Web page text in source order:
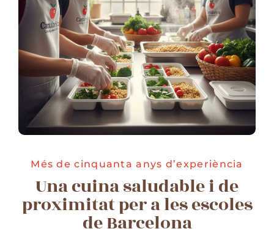
Més de cinquanta anys d’experiència
Una cuina saludable i de
proximitat per a les escoles
de Barcelona